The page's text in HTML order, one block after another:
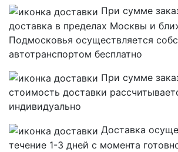
При сумме
доставка в пределах Москвы и
Подмосковья осуществляется
автотранспортом бесплатно
При сумме
стоимость доставки
индивидуально
Доставка
течение 1-3 дней с момента